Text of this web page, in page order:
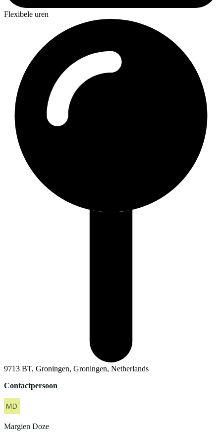
Flexibele uren
9713 BT, Groningen, Groningen, Netherlands
Contactpersoon
Margien Doze